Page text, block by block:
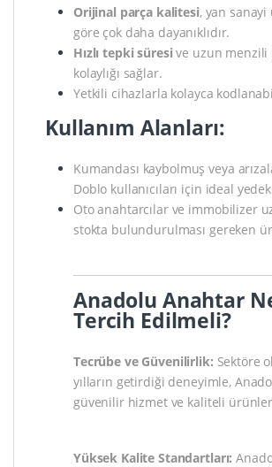
Orijinal parça kalitesi, yan
göre çok daha dayanıklıdır.
Hızlı tepki süresi ve uzun menzili
kolaylığı sağlar.
Yetkili cihazlarla kolayca
Kullanım Alanları:
Kumandası kaybolmuş veya
Doblo kullanıcıları için ideal
Oto anahtarcılar ve immobilizer
stokta bulundurulması gereken
Anadolu Anahtar
Tercih Edilmeli?
Tecrübe ve Güvenilirlik: Sektöre
yılların getirdiği deneyimle,
güvenilir hizmet ve kaliteli
Yüksek Kalite Standartları: